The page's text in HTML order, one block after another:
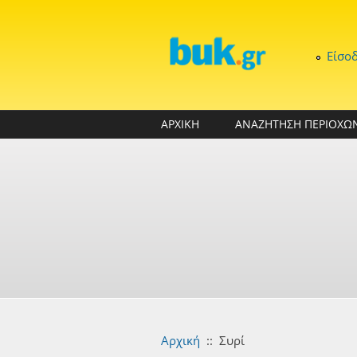
ΑΡΧΙΚΗ ΑΝΑΖΗΤΗΣΗ
Αρχική :: Συρί